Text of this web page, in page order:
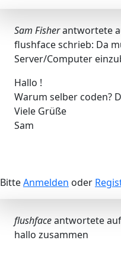
Sam Fisherantwortete
flushface schrieb: Da
Server/Computer
Hallo !
Warum selber coden?
Viele Grüße
Sam
BitteAnmelden oder
flushfaceantwortete auf
hallo zusammen